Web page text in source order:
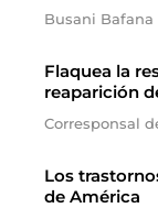
Busani Bafana
Flaquea la
reaparición
Corresponsal
Los
de América